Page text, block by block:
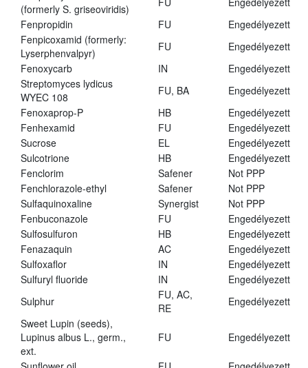
(formerly S. griseoviridis)
Fenpropidin
FU
Engedélyezett
Fenpicoxamid (formerly:
Lyserphenvalpyr)
FU
Engedélyezett
Fenoxycarb
IN
Engedélyezett
Streptomyces lydicus
WYEC 108
FU, BA
Engedélyezett
Fenoxaprop-P
HB
Engedélyezett
Fenhexamid
FU
Engedélyezett
Sucrose
EL
Engedélyezett
Sulcotrione
HB
Engedélyezett
Fenclorim
Safener
Not PPP
Fenchlorazole-ethyl
Safener
Not PPP
Sulfaquinoxaline
Synergist
Not PPP
Fenbuconazole
FU
Engedélyezett
Sulfosulfuron
HB
Engedélyezett
Fenazaquin
AC
Engedélyezett
Sulfoxaflor
IN
Engedélyezett
Sulfuryl fluoride
IN
Engedélyezett
Sulphur
FU, AC,
RE
Engedélyezett
Sweet Lupin (seeds),
Lupinus albus L., germ.,
ext.
FU Engedélyezett